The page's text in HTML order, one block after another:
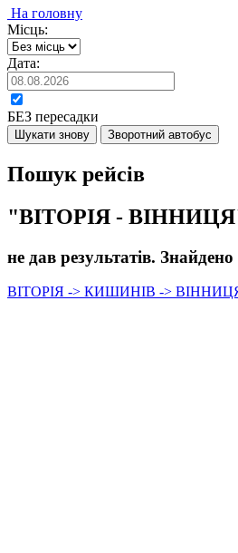
На головну
Місць:
Дата:
БЕЗ пересадки
Шукати знову Зворотний автобус
Пошук рейсів
"ВІТОРІЯ -
не дав результатів.
ВІТОРІЯ -> КИШИНІВ -> ВІННИЦЯ